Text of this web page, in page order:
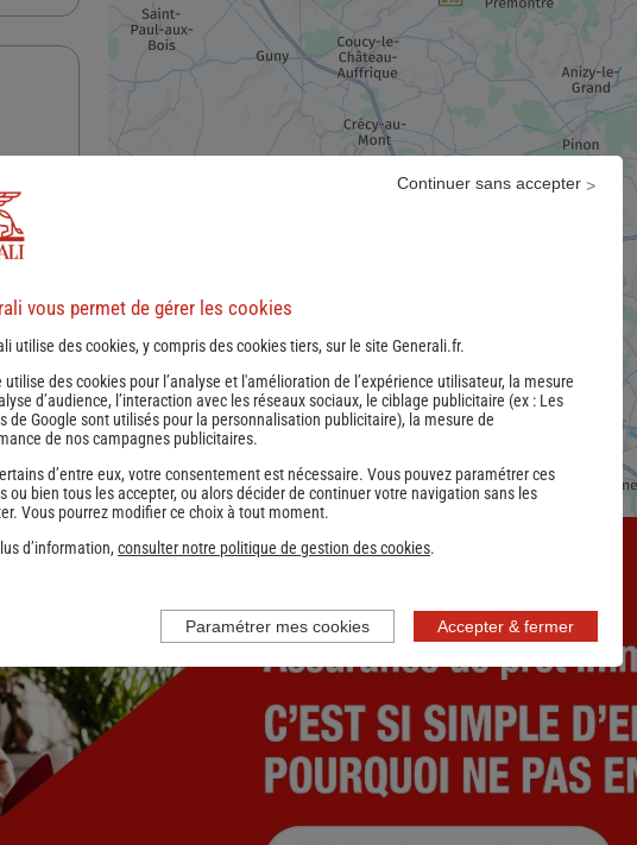
vous permet de gérer les cookies
utilise des cookies, y compris des cookies tiers, sur le site Generali.fr.
utilise des cookies pour l’analyse et l'amélioration de l’expérience utilisateur, la mesure
d’audience, l’interaction avec les réseaux sociaux, le ciblage publicitaire (ex : Les
de Google sont utilisés pour la personnalisation publicitaire), la mesure de
de nos campagnes publicitaires.
d’entre eux, votre consentement est nécessaire. Vous pouvez paramétrer ces
ou bien tous les accepter, ou alors décider de continuer votre navigation sans les
Vous pourrez modifier ce choix à tout moment.
d’information, consulter notre politique de gestion des cookies.
Accepter & fermer
Continuer sans accepter
Paramétrer mes cookies